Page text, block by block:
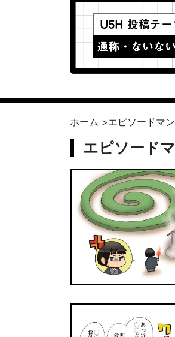
ホーム >エピソードマ
エピソード